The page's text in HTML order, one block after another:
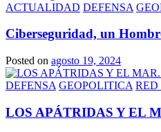
ACTUALIDAD DEFENSA
Ciberseguridad, un
Posted on agosto 19, 2024
DEFENSA GEOPOLITICA RED
LOS APÁTRIDAS Y EL